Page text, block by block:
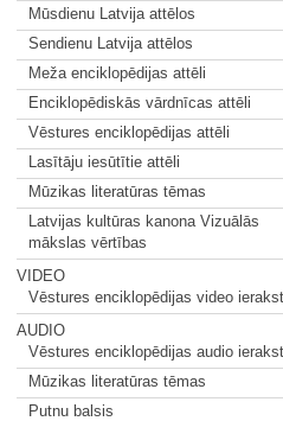
Mūsdienu Latvija attēlos
Sendienu Latvija attēlos
Meža enciklopēdijas attēli
Enciklopēdiskās vārdnīcas attēli
Vēstures enciklopēdijas attēli
Lasītāju iesūtītie attēli
Mūzikas literatūras tēmas
Latvijas kultūras kanona Vizuālās
mākslas vērtības
VIDEO
Vēstures enciklopēdijas video
AUDIO
Vēstures enciklopēdijas audio
Mūzikas literatūras tēmas
Putnu balsis